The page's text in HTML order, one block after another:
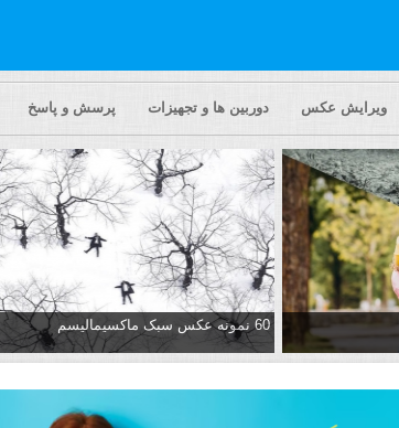
ویرایش عکس دوربین ها و تجهیزات پرسش و پاسخ
60 نمونه عکس سبک ماکسیمالیسم